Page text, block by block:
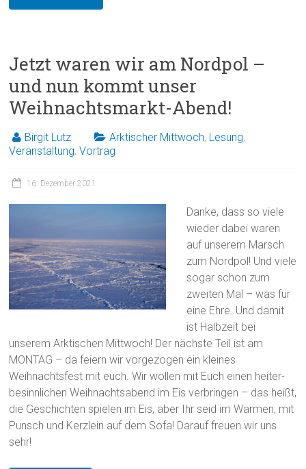
Jetzt waren wir am Nordpol –
und nun kommt unser
Weihnachtsmarkt-Abend!
Birgit Lutz Arktischer Mittwoch, Lesung,
Veranstaltung,Vortrag
16. Dezember 2021
Danke, dass so viele
wieder dabei waren
auf unserem Marsch
zum Nordpol! Und viele
sogar schon zum
zweiten Mal – was für
eine Ehre. Und damit
ist Halbzeit bei
unserem Arktischen Mittwoch! Der nächste Teil ist am
MONTAG – da feiern wir vorgezogen ein kleines
Weihnachtsfest mit euch. Wir wollen mit Euch einen heiter-
besinnlichen Weihnachtsabend im Eis verbringen – das heißt,
die Geschichten spielen im Eis, aber Ihr seid im Warmen, mit
Punsch und Kerzlein auf dem Sofa! Darauf freuen wir uns
sehr!